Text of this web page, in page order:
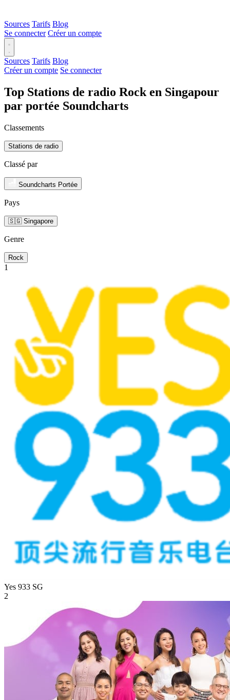
Sources Tarifs Blog
Se connecter Créer un compte
Sources Tarifs Blog
Créer un compte Se connecter
Top Stations de radio Rock en Singapour
par portée Soundcharts
Classements
Stations de radio
Classé par
Soundcharts Portée
Pays
🇸🇬 Singapore
Genre
Rock
1
Yes 933 SG
2